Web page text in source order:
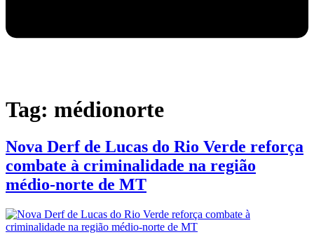
Tag: médionorte
Nova Derf de Lucas do Rio Verde reforça
combate à criminalidade na região
médio-norte de MT